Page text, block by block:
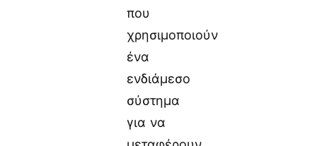
που
χρησιμοποιούν
ένα
ενδιάμεσο
σύστημα
για να